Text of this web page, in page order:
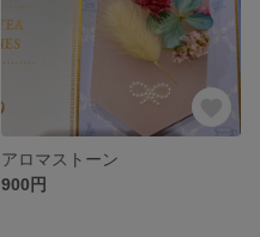
アロマストーン
900円